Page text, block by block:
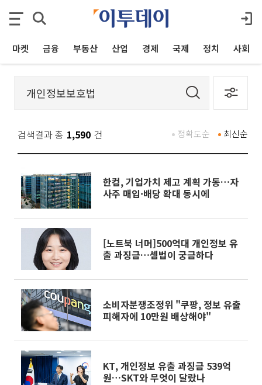
마켓 금융 부동산 산업 경제 국제 정치 사회
검색결과 총 1,590 건 최신순
정확도순
한컴, 기업가치 제고 계획 가동…자
사주 매입·배당 확대 동시에
[노트북 너머]500억대 개인정보 유
출 과징금…셈법이 궁금하다
소비자분쟁조정위 "쿠팡, 정보 유출
피해자에 10만원 배상해야"
KT, 개인정보 유출 과징금 539억
원…SKT와 무엇이 달랐나